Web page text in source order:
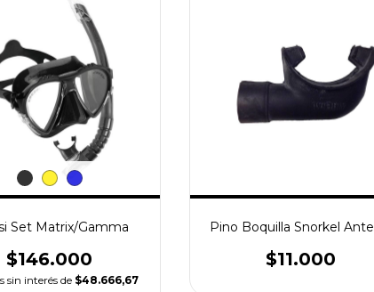
Set Matrix/Gamma
$146.000
sin interés de $48.666,67
Pino Boquilla Snorkel
$11.000